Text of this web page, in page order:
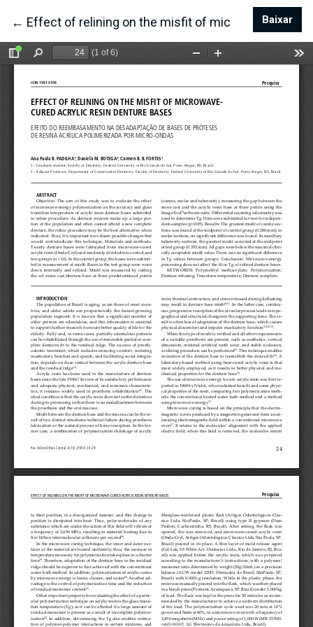
← Voltar aos Detalhes do Artigo
Effect of relining on the misfit of microwave-cured
Baixar